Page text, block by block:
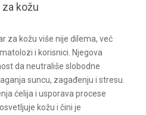
za kožu
za kožu više nije dilema, već
i korisnici. Njegova
da neutrališe slobodne
suncu, zagađenju i stresu.
ćelija i usporava procese
kožu i čini je